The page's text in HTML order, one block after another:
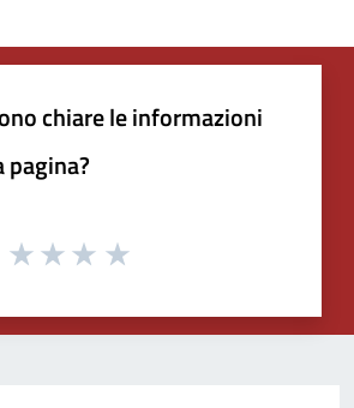
chiare le informazioni
pagina?